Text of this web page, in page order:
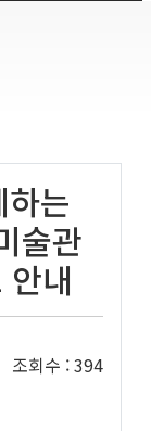
는
술관
내
조회수 : 394